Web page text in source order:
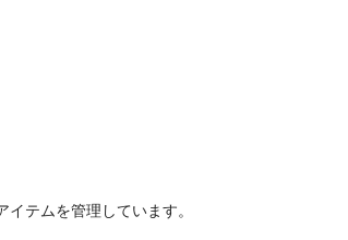
テムを管理しています。